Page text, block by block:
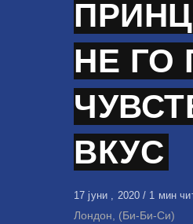
НЕ ГО
ВКУС
Објавено
на
17 јуни , 2020 1 мин
Лондон, (Би-Би-Си)